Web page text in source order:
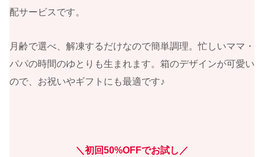
配サービスです。
月齢で選べ、解凍するだけなので簡単調理。忙しいママ・
パパの時間のゆとりも生まれます。箱のデザインが可愛い
ので、お祝いやギフトにも最適です♪
＼初回50%OFFでお試し／